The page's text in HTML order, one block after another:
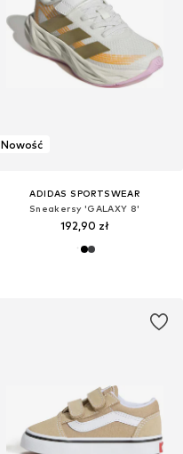
Nowość
ADIDAS SPORTSWEAR
Sneakersy 'GALAXY 8'
192,90 zł